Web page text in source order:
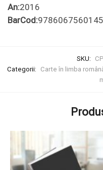
An:2016
BarCod:9786067560145
SKU:
Categorii:
Carte în limba